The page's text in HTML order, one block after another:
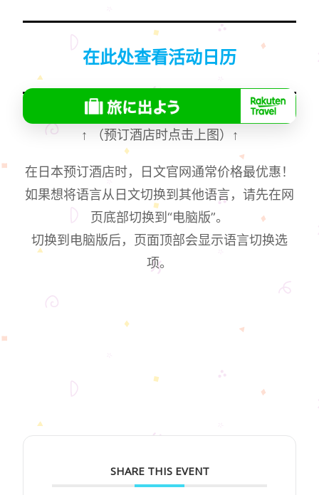
在此处查看活动日历
↑ （预订酒店时点击上图） ↑
在日本预订酒店时，日文官网通常价格最优惠！
如果想将语言从日文切换到其他语言，请先在网
页底部切换到“电脑版”。
切换到电脑版后，页面顶部会显示语言切换选
项。
SHARE THIS EVENT